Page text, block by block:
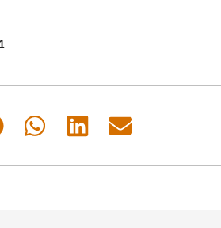
Share
Share
Share